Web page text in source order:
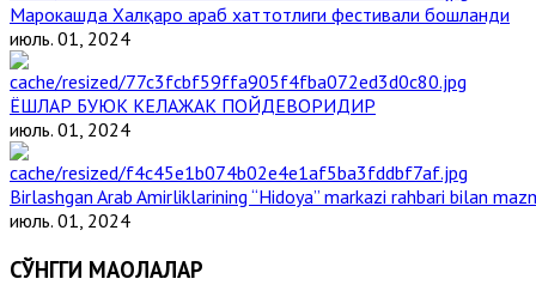
Марокашда Халқаро араб хаттотлиги фестивали бошланди
июль. 01, 2024
ЁШЛАР БУЮК КЕЛАЖАК ПОЙДЕВОРИДИР
июль. 01, 2024
Birlashgan Arab Amirliklarining “Hidoya” markazi rahbari bilan
июль. 01, 2024
СЎНГГИ МАҚОЛАЛАР